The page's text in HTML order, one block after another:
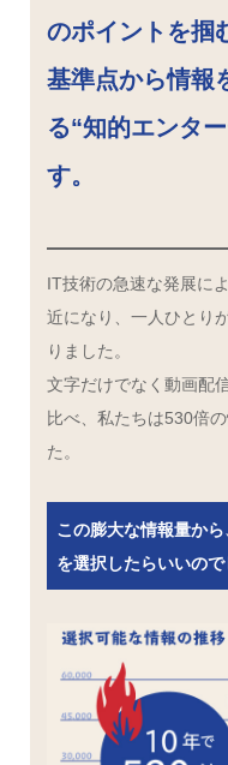
のポイントを掴
基準点から情報
る“知的エンタ
す。
IT技術の急速な発展に
近になり、一人ひとり
りました。
文字だけでなく動画配
比べ、私たちは530倍
た。
この膨大な情報量か
を選択したらいいので